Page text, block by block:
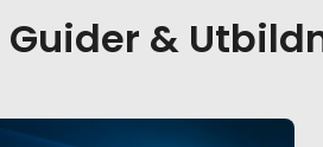
Guider &